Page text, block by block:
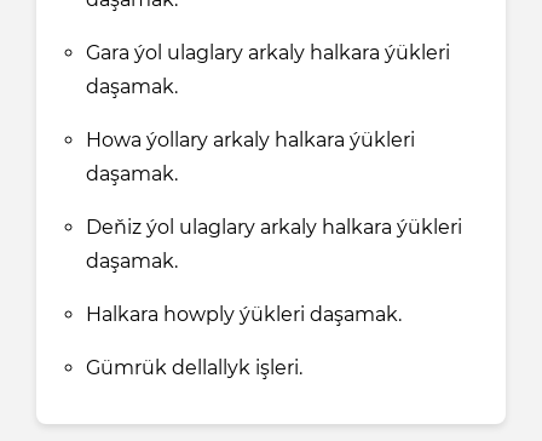
Gara ýol ulaglary arkaly halkara ýükleri
daşamak.
Howa ýollary arkaly halkara ýükleri
daşamak.
Deňiz ýol ulaglary arkaly halkara ýükleri
daşamak.
Halkara howply ýükleri daşamak.
Gümrük dellallyk işleri.